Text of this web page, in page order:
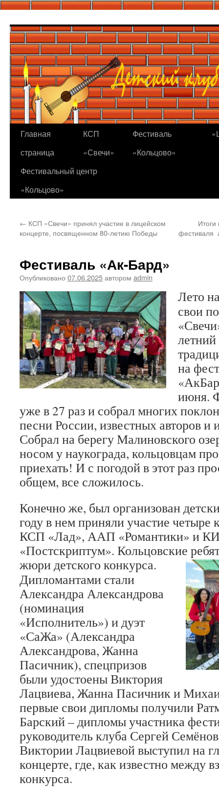
содержимому
Главная
страница
КСП
«Свечи»
Фестиваль
«Кольцово»
Фестивальный центр
«Кольцово»
← КСП «Свечи» принял участие в лицейском
концерте, посвященном 80-летию Победы
Итоги
фестиваля
Фестиваль «Ак-Бард»
Опубликовано 07.06.2025автором admin
Лето
свои
на
июня.
уже в 27 раз и собрал многих
песни России, известных авторов и
Собрал на берегу Малиновского
носом у наукограда, кольцовцам
приехать! И с погодой в этот раз
общем, все сложилось.
Конечно же, был организован
году в нем приняли участие
КСП «Лад», ААП «Романтики» и
«Постскриптум». Кольцовские
жюри детского конкурса.
Дипломантами стали
Александра Александрова
(номинация
«Исполнитель») и дуэт
«СаЖа» (Александра
Александрова, Жанна
Пасичник), спецпризов
были удостоены Виктория
Лацвиева, Жанна Пасичник и
первые свои дипломы получили
Барский – дипломы участника
руководитель клуба Сергей
Виктории Лацвиевой выступил на
концерте, где, как известно между
конкурса.